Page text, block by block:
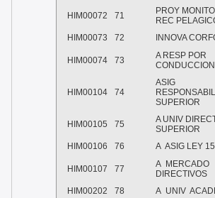
HIM00072 71
PROY
REC
HIM00073
72 INNOVA
HIM00074 73
A RESP POR
CONDUCCION
HIM00104 74
ASIG
SUPERIOR
HIM00105 75
A UNIV
SUPERIOR
HIM00106
76 A ASIG LEY
HIM00107 77 A MERCADO
DIRECTIVOS
HIM00202
78 A UNIV